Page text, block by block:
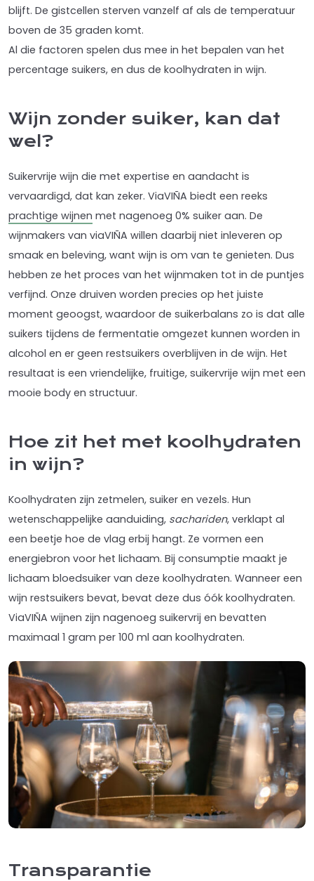
blijft. De gistcellen sterven vanzelf af als de temperatuur
boven de 35 graden komt.
Al die factoren spelen dus mee in het bepalen van het
percentage suikers, en dus de koolhydraten in wijn.
Wijn zonder suiker, kan dat
wel?
Suikervrije wijn die met expertise en aandacht is
vervaardigd, dat kan zeker. ViaVIÑA biedt een reeks
prachtige wijnen met nagenoeg 0% suiker aan. De
wijnmakers van viaVIÑA willen daarbij niet inleveren op
smaak en beleving, want wijn is om van te genieten. Dus
hebben ze het proces van het wijnmaken tot in de puntjes
verfijnd. Onze druiven worden precies op het juiste
moment geoogst, waardoor de suikerbalans zo is dat alle
suikers tijdens de fermentatie omgezet kunnen worden in
alcohol en er geen restsuikers overblijven in de wijn. Het
resultaat is een vriendelijke, fruitige, suikervrije wijn met een
mooie body en structuur.
Hoe zit het met koolhydraten
in wijn?
Koolhydraten zijn zetmelen, suiker en vezels. Hun
wetenschappelijke aanduiding, sachariden, verklapt al
een beetje hoe de vlag erbij hangt. Ze vormen een
energiebron voor het lichaam. Bij consumptie maakt je
lichaam bloedsuiker van deze koolhydraten. Wanneer een
wijn restsuikers bevat, bevat deze dus óók koolhydraten.
ViaVIÑA wijnen zijn nagenoeg suikervrij en bevatten
maximaal 1 gram per 100 ml aan koolhydraten.
Transparantie